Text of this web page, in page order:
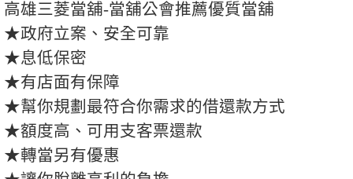
高雄三菱當舖-當舖公會推薦優質當舖
★政府立案、安全可靠
★息低保密
★有店面有保障
★幫你規劃最符合你需求的借還款方式
★額度高、可用支客票還款
★轉當另有優惠